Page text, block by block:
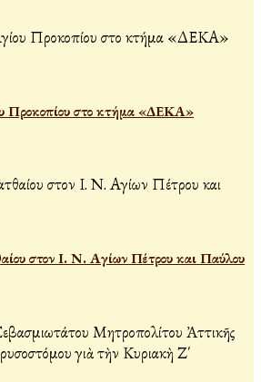
Προκοπίου στο κτήμα «ΔΕΚΑ»
στον Ι. Ν. Αγίων Πέτρου και Παύλου